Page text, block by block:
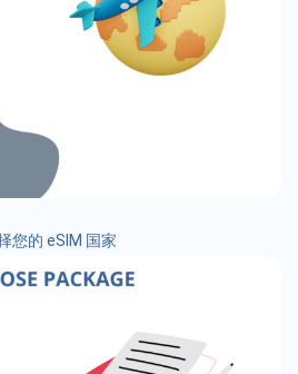
您的 eSIM 国家